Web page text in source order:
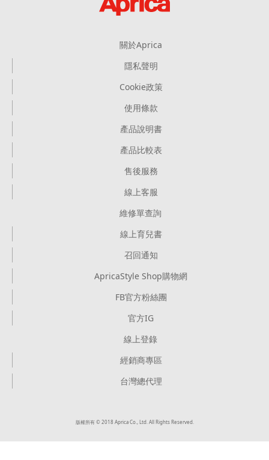
關於Aprica
隱私聲明
Cookie政策
使用條款
產品說明書
產品比較表
售後服務
線上客服
維修單查詢
線上育兒書
召回通知
ApricaStyle Shop購物網
FB官方粉絲團
官方IG
線上登錄
經銷商專區
台灣總代理
版權所有 © 2018 Aprica Co., Ltd. All Rights Reserved.